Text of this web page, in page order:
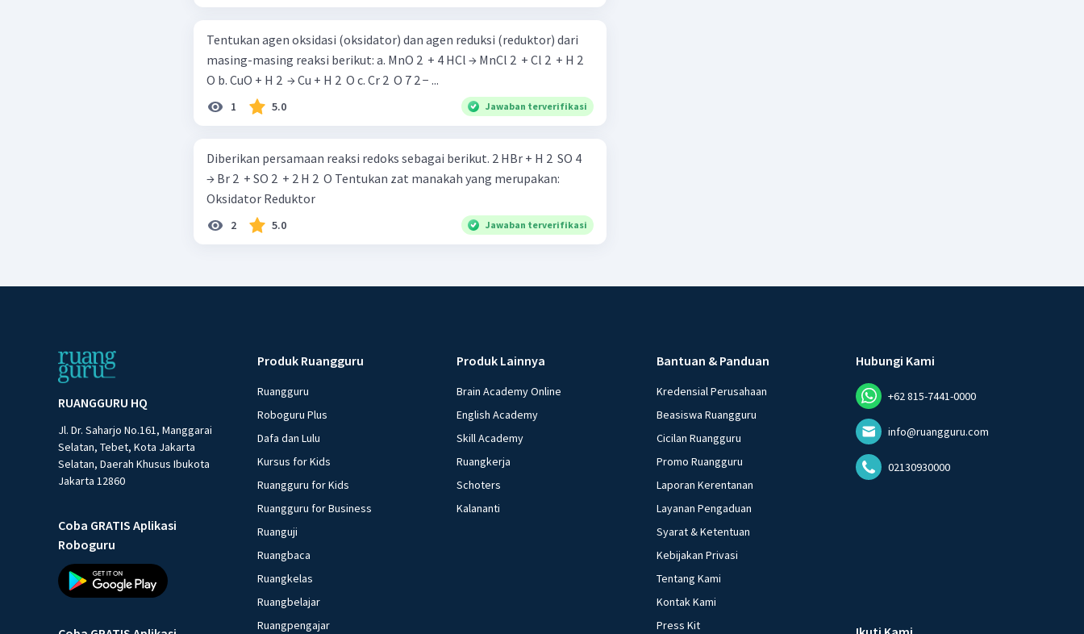
Tentukan agen oksidasi (oksidator) dan agen reduksi (reduktor) dari
masing-masing reaksi berikut: a. MnO 2 ​ + 4 HCl → MnCl 2 ​ + Cl 2 ​ + H 2 ​
O b. CuO + H 2 ​ → Cu + H 2 ​ O c. Cr 2 ​ O 7 2 − ...
1 5.0 Jawaban terverifikasi
Diberikan persamaan reaksi redoks sebagai berikut. 2 HBr + H 2 ​ SO 4 ​
→ Br 2 ​ + SO 2 ​ + 2 H 2 ​ O Tentukan zat manakah yang merupakan:
Oksidator Reduktor
2 5.0 Jawaban terverifikasi
RUANGGURU HQ
Jl. Dr. Saharjo No.161, Manggarai
Selatan, Tebet, Kota Jakarta
Selatan, Daerah Khusus Ibukota
Jakarta 12860
Coba GRATIS Aplikasi
Roboguru
Produk Ruangguru
Ruangguru
Roboguru Plus
Dafa dan Lulu
Kursus for Kids
Ruangguru for Kids
Ruangguru for Business
Ruanguji
Ruangbaca
Ruangkelas
Ruangbelajar
Ruangpengajar
Produk Lainnya
Brain Academy Online
English Academy
Skill Academy
Ruangkerja
Schoters
Kalananti
Bantuan & Panduan
Kredensial Perusahaan
Beasiswa Ruangguru
Cicilan Ruangguru
Promo Ruangguru
Laporan Kerentanan
Layanan Pengaduan
Syarat & Ketentuan
Kebijakan Privasi
Tentang Kami
Kontak Kami
Press Kit
Hubungi Kami
+62 815-7441-0000
info@ruangguru.com
02130930000